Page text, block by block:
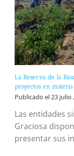
La Reserva de la
proyectos en
Publicado el 23 julio
Las entidades
Graciosa
presentar sus